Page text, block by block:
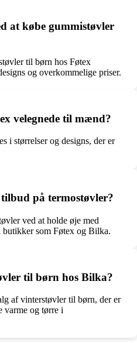
at købe gummistøvler
til børn hos Føtex
og overkommelige priser.
velegnede til mænd?
i størrelser og designs, der er
på termostøvler?
ved at holde øje med
som Føtex og Bilka.
til børn hos Bilka?
af vinterstøvler til børn, der er
varme og tørre i